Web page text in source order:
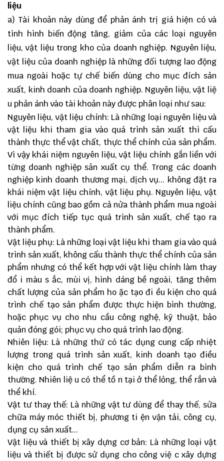
liệu
a) Tài khoản này dùng để phản ánh trị giá hiện có và
tình hình biến động tăng, giảm của các loại nguyên
liệu, vật liệu trong kho của doanh nghiệp. Nguyên liệu,
vật liệu của doanh nghiệp là những đối tượng lao động
mua ngoài hoặc tự chế biến dùng cho mục đích sản
xuất, kinh doanh của doanh nghiệp. Nguyên liệu, vật liệ
u phản ánh vào tài khoản này được phân loại như sau:
Nguyên liệu, vật liệu chính: Là những loại nguyên liệu và
vật liệu khi tham gia vào quá trình sản xuất thì cấu
thành thực thể vật chất, thực thể chính của sản phẩm.
Vì vậy khái niệm nguyên liệu, vật liệu chính gắn liền với
từng doanh nghiệp sản xuất cụ thể. Trong các doanh
nghiệp kinh doanh thương mại, dịch vụ... không đặt ra
khái niệm vật liệu chính, vật liệu phụ. Nguyên liệu, vật
liệu chính cũng bao gồm cả nửa thành phẩm mua ngoài
với mục đích tiếp tục quá trình sản xuất, chế tạo ra
thành phẩm.
Vật liệu phụ: Là những loại vật liệu khi tham gia vào quá
trình sản xuất, không cấu thành thực thể chính của sản
phẩm nhưng có thể kết hợp với vật liệu chính làm thay
đổ i màu s ắc, mùi vị, hình dáng bề ngoài, tăng thêm
chất lượng của sản phẩm ho ặc tạo đi ều kiện cho quá
trình chế tạo sản phẩm được thực hiện bình thường,
hoặc phục vụ cho nhu cầu công nghệ, kỹ thuật, bảo
quản đóng gói; phục vụ cho quá trình lao động.
Nhiên liệu: Là những thứ có tác dụng cung cấp nhiệt
lượng trong quá trình sản xuất, kinh doanh tạo điều
kiện cho quá trình chế tạo sản phẩm diễn ra bình
thường. Nhiên liệ u có thể tồ n tại ở thể lỏng, thể rắn và
thể khí.
Vật tư thay thế: Là những vật tư dùng để thay thế, sửa
chữa máy móc thiết bị, phương ti ện vận tải, công cụ,
dụng cụ sản xuất...
Vật liệu và thiết bị xây dựng cơ bản: Là những loại vật
liệu và thiết bị được sử dụng cho công việ c xây dựng